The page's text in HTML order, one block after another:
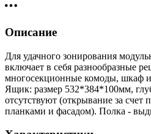
Описание
Для удачного зонирования
включает в себя разнообразные
многосекционные комоды, шкаф
Ящик: размер 532*384*100мм,
отсутствуют (открывание за счет
планками и фасадом). Полка -